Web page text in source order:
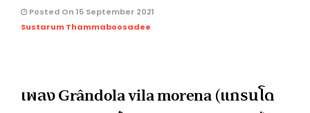
Posted On 15 September 2021
Sustarum Thammaboosadee
เพลง Grândola vila morena (แกรนโด